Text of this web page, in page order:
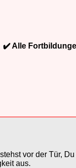
✔️ Alle
vor der Tür,
aus.